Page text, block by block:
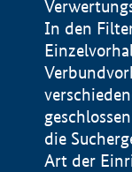
In den
die
Art der